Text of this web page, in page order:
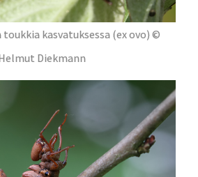
toukkia kasvatuksessa (ex ovo) ©
Diekmann